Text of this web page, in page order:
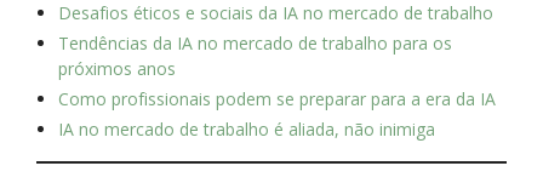
Desafios éticos e sociais da IA no mercado de trabalho
Tendências da IA no mercado de trabalho para os
próximos anos
Como profissionais podem se preparar para a era da IA
IA no mercado de trabalho é aliada, não inimiga